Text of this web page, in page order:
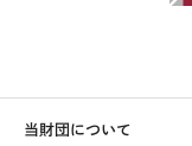
当財団について